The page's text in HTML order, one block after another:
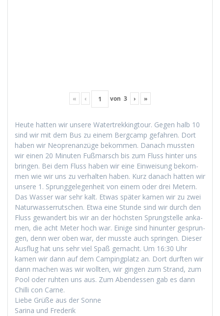
« ‹ von 3 › »
Heute hat­ten wir unsere Watertrekking­tour. Gegen halb 10
sind wir mit dem Bus zu einem Bergcamp gefahren. Dort
haben wir Neo­pre­nanzüge bekom­men. Danach mussten
wir einen 20 Minuten Fuß­marsch bis zum Fluss hin­ter uns
brin­gen. Bei dem Fluss haben wir eine Ein­weisung bekom­
men wie wir uns zu ver­hal­ten haben. Kurz danach hat­ten wir
unsere 1. Sprunggele­gen­heit von einem oder drei Metern.
Das Wass­er war sehr kalt. Etwas später kamen wir zu zwei
Natur­wasser­rutschen. Etwa eine Stunde sind wir durch den
Fluss gewan­dert bis wir an der höch­sten Sprung­stelle anka­
men, die acht Meter hoch war. Einige sind hin­unter gesprun­
gen, denn wer oben war, der musste auch sprin­gen. Dieser
Aus­flug hat uns sehr viel Spaß gemacht. Um 16:30 Uhr
kamen wir dann auf dem Camp­ing­platz an. Dort durften wir
dann machen was wir woll­ten, wir gin­gen zum Strand, zum
Pool oder ruht­en uns aus. Zum Aben­dessen gab es dann
Chilli con Carne.
Liebe Grüße aus der Sonne
Sari­na und Frederik